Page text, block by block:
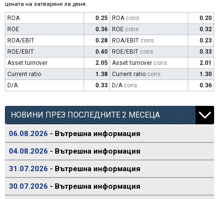
цената на затваряне за деня.
ROA 0.25 ROA cons
0.20
ROE
0.36 ROE cons
0.32
ROA/EBIT
0.28 ROA/EBIT cons
0.23
ROE/EBIT
0.40 ROE/EBIT cons
0.33
Asset turnover
2.05 Asset turnover cons
2.01
Current ratio
1.38 Current ratio cons
1.30
D/A
0.33 D/A cons 0.36
НОВИНИ ПРЕЗ ПОСЛЕДНИТЕ 2 МЕСЕЦА
06.08.2026 - Вътрешна информация
04.08.2026 - Вътрешна информация
31.07.2026 - Вътрешна информация
30.07.2026 - Вътрешна информация